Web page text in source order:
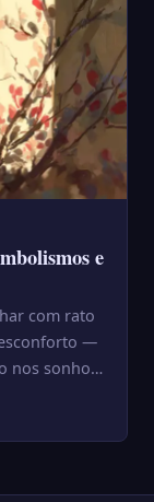
e
com rato
—
nos sonhos